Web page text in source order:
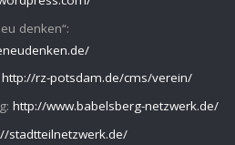
denken“:
http://rz-potsdam.de/cms/verein/
http://www.babelsberg-netzwerk.de/
stadtteilnetzwerk.de/